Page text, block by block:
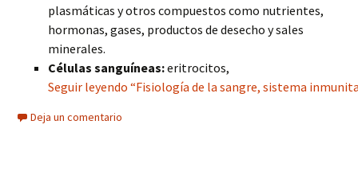
plasmáticas y otros compuestos como nutrientes,
hormonas, gases, productos de desecho y sales
minerales.
Células sanguíneas:eritrocitos,
Seguir leyendo “Fisiología de la sangre, sistema
Deja un comentario